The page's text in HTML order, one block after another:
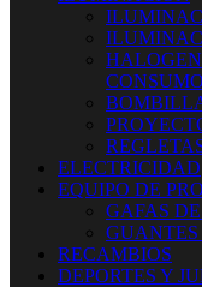
CONSUMO
ELECTRICIDAD
EQUIPO DE
GAFAS
GUANTES
RECAMBIOS
DEPORTES Y